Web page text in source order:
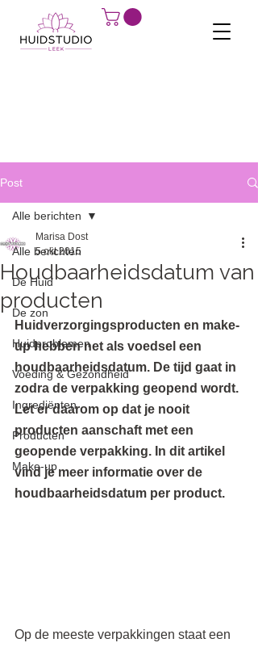
Post
Alle berichten
De Huid
De zon
Huidproblemen
Voeding & Gezondheid
Ingrediënten
Producten
Make-up
Alle berichten
Houdbaarheidsdatum van
producten
Marisa Dost
5 okt 2015
Huidverzorgingsproducten en make-
up hebben net als voedsel een
houdbaarheidsdatum. De tijd gaat in
zodra de verpakking geopend wordt.
Let er daarom op dat je nooit
producten aanschaft met een
geopende verpakking. In dit artikel
vind je meer informatie over de
houdbaarheidsdatum per product.
Op de meeste verpakkingen staat een